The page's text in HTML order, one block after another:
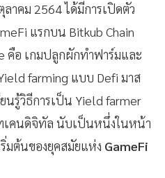
าคม 2564 ได้มีการเปิดตัว
แรกบน Bitkub Chain
คือ เกมปลูกผักทำฟาร์มและ
farming แบบ Defi มาส
นรู้วิธีการเป็น Yield farmer
คนดิจิทัล นับเป็นหนึ่งในหน้า
มต้นของยุคสมัยแห่ง GameFi